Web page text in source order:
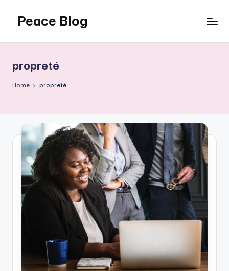
content
Peace Blog
Like
This
propreté
Home propreté